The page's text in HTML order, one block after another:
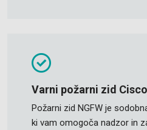
Varni požarni zid Cisco
Požarni zid NGFW je
ki vam omogoča nadzor in